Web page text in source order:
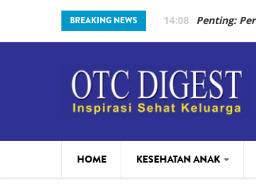
Skip to main content
BREAKING NEWS 14:08 Penting:
HOME KESEHATAN ANAK